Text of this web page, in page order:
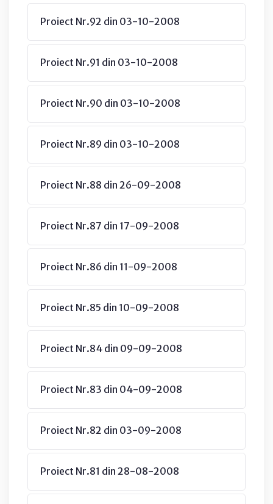
Proiect Nr.92 din 03-10-2008
Proiect Nr.91 din 03-10-2008
Proiect Nr.90 din 03-10-2008
Proiect Nr.89 din 03-10-2008
Proiect Nr.88 din 26-09-2008
Proiect Nr.87 din 17-09-2008
Proiect Nr.86 din 11-09-2008
Proiect Nr.85 din 10-09-2008
Proiect Nr.84 din 09-09-2008
Proiect Nr.83 din 04-09-2008
Proiect Nr.82 din 03-09-2008
Proiect Nr.81 din 28-08-2008